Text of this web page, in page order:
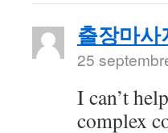
출장마사
25
I can’t
complex